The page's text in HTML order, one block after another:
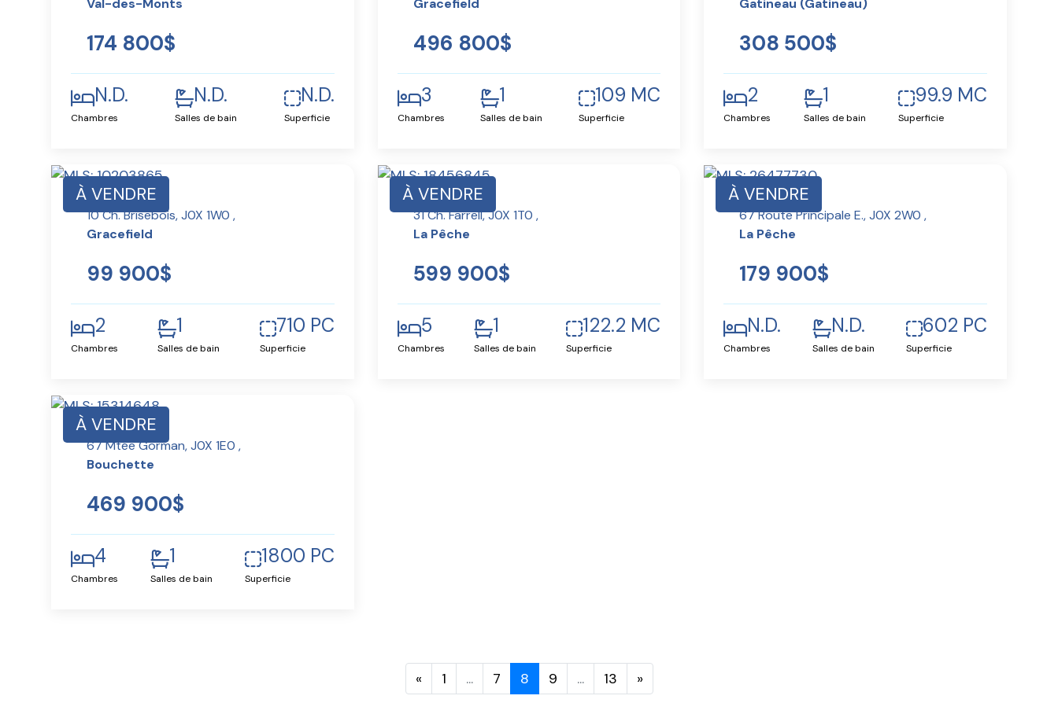
Val-des-Monts
174 800$
N.D.
Chambres
N.D.
Salles de bain
N.D.
Superficie
Gracefield
496 800$
3
Chambres
1
Salles de bain
109 MC
Superficie
Gatineau (Gatineau)
308 500$
2
Chambres
1
Salles de bain
99.9 MC
Superficie
À VENDRE
10 Ch. Brisebois, J0X 1W0 ,
Gracefield
99 900$
2
Chambres
1
Salles de bain
710 PC
Superficie
À VENDRE
31 Ch. Farrell, J0X 1T0 ,
La Pêche
599 900$
5
Chambres
1
Salles de bain
122.2 MC
Superficie
À VENDRE
67 Route Principale E., J0X 2W0 ,
La Pêche
179 900$
N.D.
Chambres
N.D.
Salles de bain
602 PC
Superficie
À VENDRE
67 Mtée Gorman, J0X 1E0 ,
Bouchette
469 900$
4
Chambres
1
Salles de bain
1800 PC
Superficie
« 1 ... 7 8 9 ... 13 »